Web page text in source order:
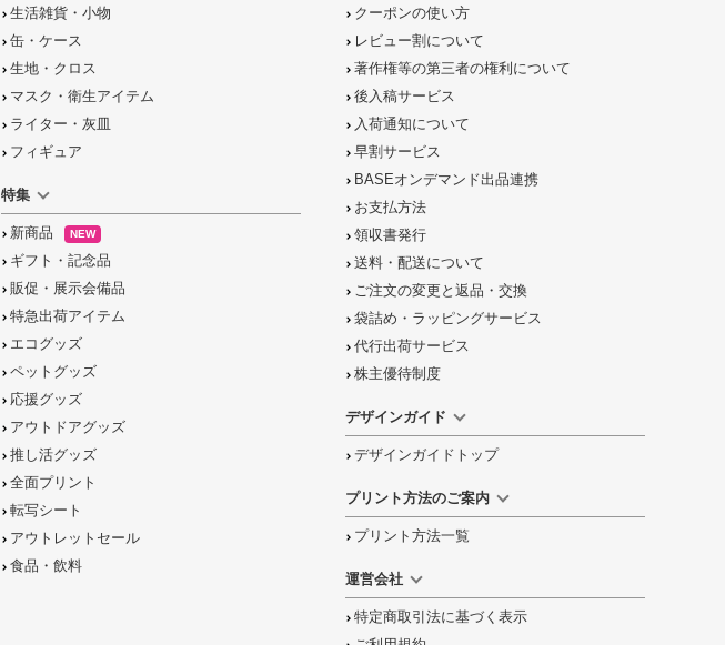
生活雑貨・小物
缶・ケース
生地・クロス
マスク・衛生アイテム
ライター・灰皿
フィギュア
特集
新商品 NEW
ギフト・記念品
販促・展示会備品
特急出荷アイテム
エコグッズ
ペットグッズ
応援グッズ
アウトドアグッズ
推し活グッズ
全面プリント
転写シート
アウトレットセール
食品・飲料
クーポンの使い方
レビュー割について
著作権等の第三者の権利について
後入稿サービス
入荷通知について
早割サービス
BASEオンデマンド出品連携
お支払方法
領収書発行
送料・配送について
ご注文の変更と返品 ・ 交換
袋詰め・ラッピングサービス
代行出荷サービス
株主優待制度
デザインガイド
デザインガイドトップ
プリント方法のご案内
プリント方法一覧
運営会社
特定商取引法に基づく表示